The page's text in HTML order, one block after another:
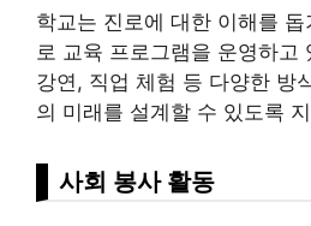
학교는 진로에 대한 이해를
로 교육 프로그램을 운영하고
강연, 직업 체험 등 다양한 방
의 미래를 설계할 수 있도록
사회 봉사 활동